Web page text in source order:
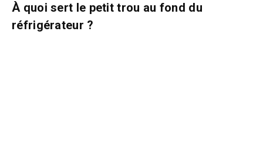
À quoi sert le petit trou au fond du
réfrigérateur ?